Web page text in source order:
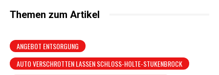
Themen zum Artikel
ANGEBOT ENTSORGUNG
AUTO VERSCHROTTEN LASSEN SCHLOSS-HOLTE-STUKENBROCK